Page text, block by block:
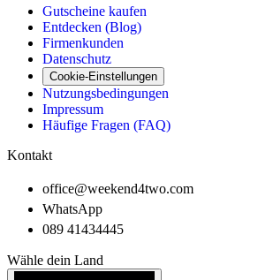
Gutscheine kaufen
Entdecken (Blog)
Firmenkunden
Datenschutz
Cookie-Einstellungen
Nutzungsbedingungen
Impressum
Häufige Fragen (FAQ)
Kontakt
office@weekend4two.com
WhatsApp
089 41434445
Wähle dein Land